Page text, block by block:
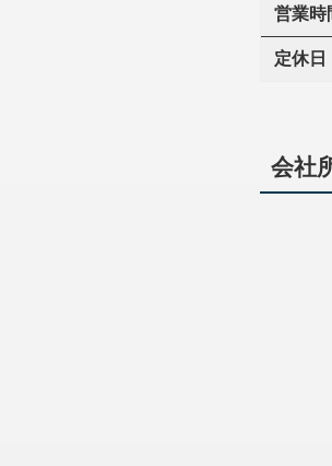
営業時
定休日
会社